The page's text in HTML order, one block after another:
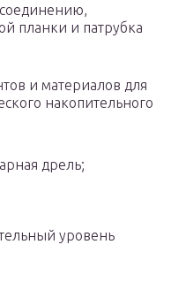
планки и патрубка
и материалов для
накопительного
дрель;
уровень